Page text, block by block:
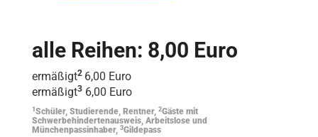
alle Reihen: 8,00 Euro
ermäßigt2 6,00 Euro
ermäßigt3 6,00 Euro
1 Schüler, Studierende, Rentner, 2Gäste mit
Schwerbehindertenausweis, Arbeitslose und
Münchenpassinhaber, 3Gildepass